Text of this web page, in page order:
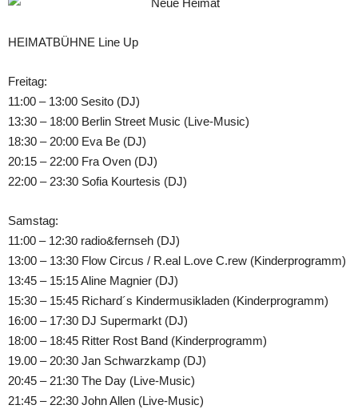
HEIMATBÜHNE Line Up
Freitag:
11:00 – 13:00 Sesito (DJ)
13:30 – 18:00 Berlin Street Music (Live-Music)
18:30 – 20:00 Eva Be (DJ)
20:15 – 22:00 Fra Oven (DJ)
22:00 – 23:30 Sofia Kourtesis (DJ)
Samstag:
11:00 – 12:30 radio&fernseh (DJ)
13:00 – 13:30 Flow Circus / R.eal L.ove C.rew (Kinderprogramm)
13:45 – 15:15 Aline Magnier (DJ)
15:30 – 15:45 Richard´s Kindermusikladen (Kinderprogramm)
16:00 – 17:30 DJ Supermarkt (DJ)
18:00 – 18:45 Ritter Rost Band (Kinderprogramm)
19.00 – 20:30 Jan Schwarzkamp (DJ)
20:45 – 21:30 The Day (Live-Music)
21:45 – 22:30 John Allen (Live-Music)